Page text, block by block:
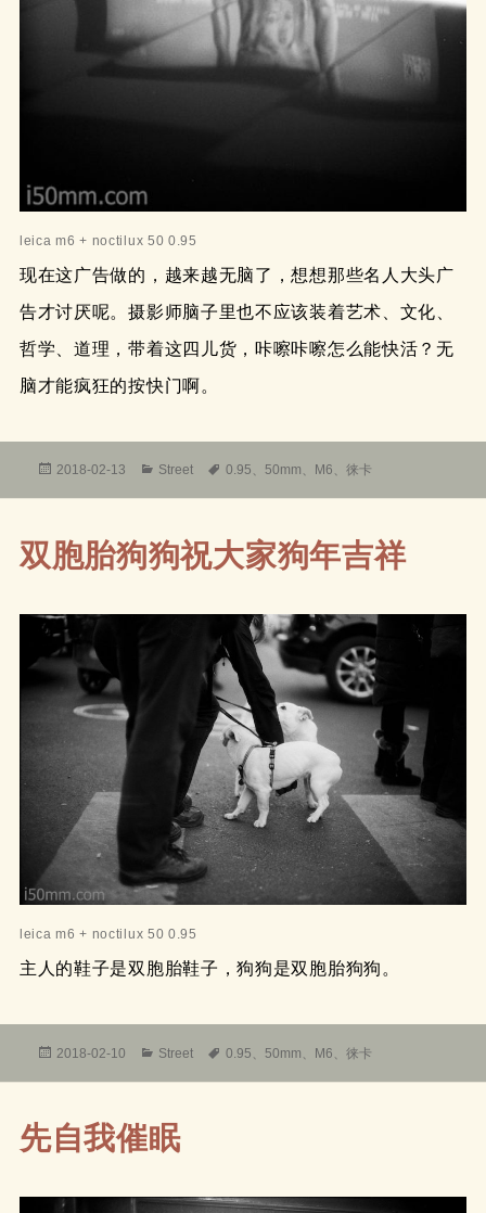
leica m6 + noctilux 50 0.95
现在这广告做的，越来越无脑了，想想那些名人大头广
告才讨厌呢。摄影师脑子里也不应该装着艺术、文化、
哲学、道理，带着这四儿货，咔嚓咔嚓怎么能快活？无
脑才能疯狂的按快门啊。
发
2018-02-13
分
Street
标
0.95 、50mm 、 M6 、徕卡
双胞胎狗狗祝大家狗年吉祥
leica m6 + noctilux 50 0.95
主人的鞋子是双胞胎鞋子，狗狗是双胞胎狗狗。
发
2018-02-10
分
Street
标
0.95 、50mm M6 、徕卡
先自我催眠